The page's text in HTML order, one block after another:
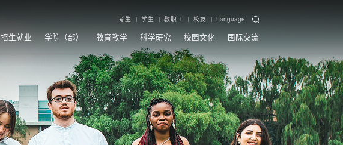
考生 学生 教职工 校友 Language
招生就业 学院（部） 教育教学 科学研究 校园文化 国际交流